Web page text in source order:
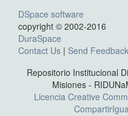
DSpace software
copyright © 2002-2016
DuraSpace
Contact Us | Send Feedback
Repositorio Institucional
Misiones -
Licencia Creative